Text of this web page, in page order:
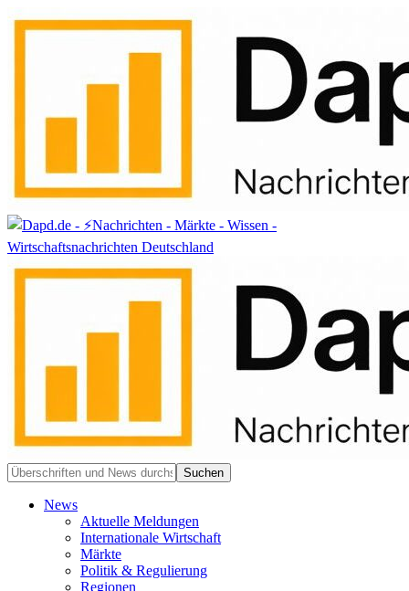
News
Aktuelle Meldungen
Internationale Wirtschaft
Märkte
Politik & Regulierung
Regionen